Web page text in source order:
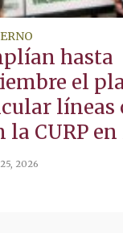
hasta
el
líneas
la CURP
2026